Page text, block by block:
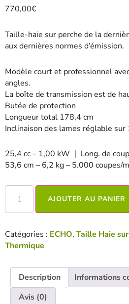
770,00€
Taille-haie sur perche de la
aux dernières normes d’émission.
Modèle court et professionnel
angles.
La boîte de transmission est de
Butée de protection
Longueur total 178,4 cm
Inclinaison des lames réglable sur
25,4 cc – 1,00 kW ❘ Long. de
53,6 cm – 6,2 kg – 5.000 coupes/
AJOUTER AU PANIER
Catégories : ECHO, Taille Haie
Thermique
Description
Informations
Avis (0)